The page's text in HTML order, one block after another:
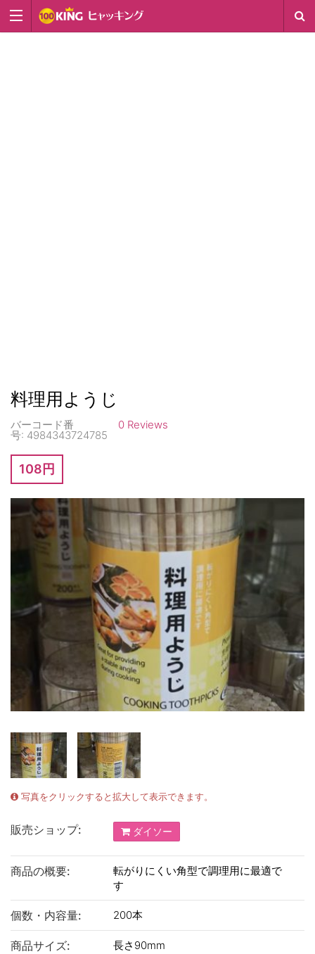
料理用ようじ
バーコード番
号: 4984343724785
0 Reviews
108円
写真をクリックすると拡大して表示できます。
販売ショップ: ダイソー
商品の概要:
転がりにくい角型で調理用に最適で
す
個数・内容量: 200本
商品サイズ: 長さ90mm